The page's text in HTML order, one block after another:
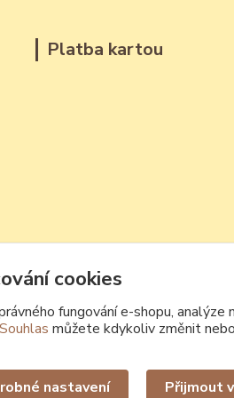
Platba kartou
cookies
fungování e-shopu, analýze
Souhlas můžete kdykoliv změnit
nastavení Přijmout